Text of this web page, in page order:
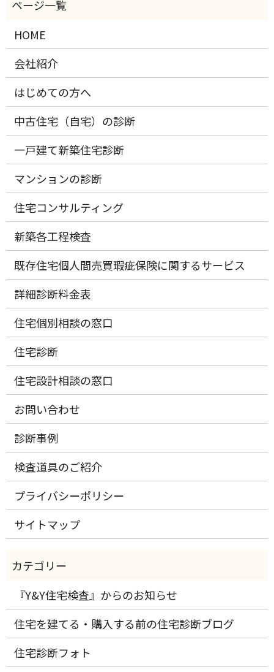
HOME
会社紹介
はじめての方へ
中古住宅（自宅）の診断
一戸建て新築住宅診断
マンションの診断
住宅コンサルティング
新築各工程検査
既存住宅個人間売買瑕疵保険に関するサービス
詳細診断料金表
住宅個別相談の窓口
住宅診断
住宅設計相談の窓口
お問い合わせ
診断事例
検査道具のご紹介
プライバシーポリシー
サイトマップ
『Y&Y住宅検査』からのお知らせ
住宅を建てる・購入する前の住宅診断ブログ
住宅診断フォト